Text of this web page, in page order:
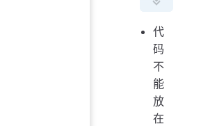
代
码
不
能
放
在